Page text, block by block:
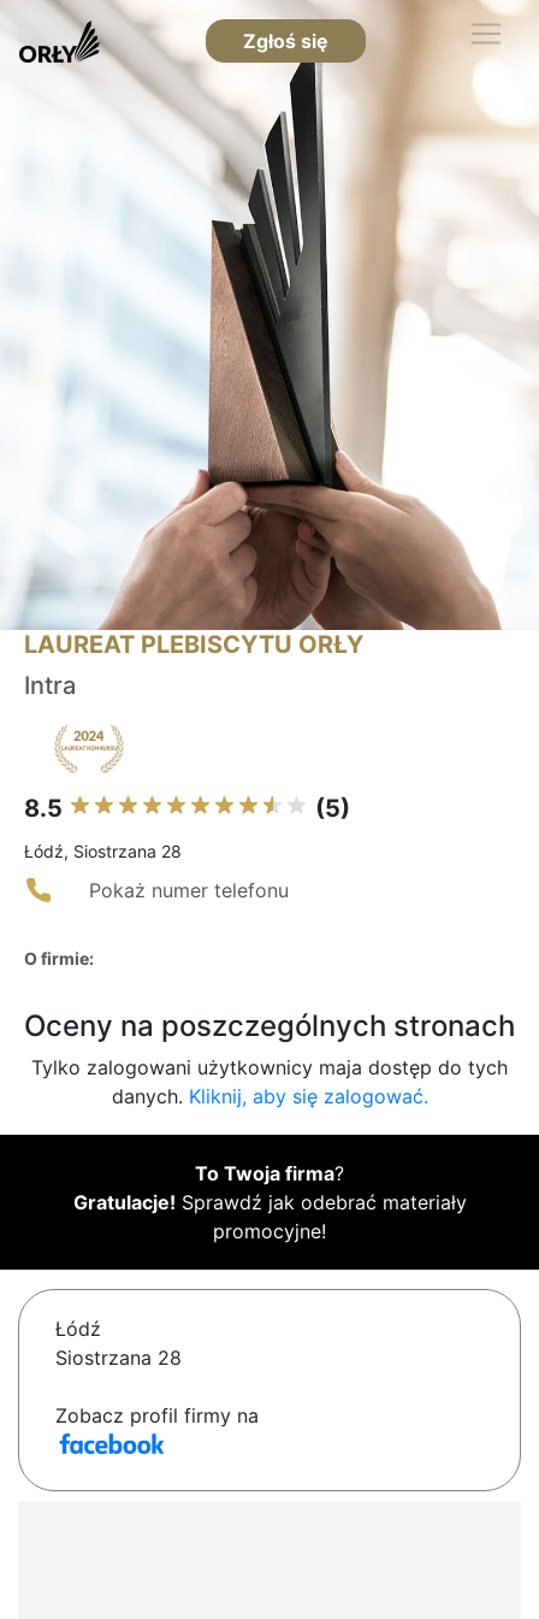
Zgłoś się
LAUREAT PLEBISCYTU ORŁY
Intra
8.5 (5)
Łódź, Siostrzana 28
Pokaż numer telefonu
O firmie:
Oceny na poszczególnych stronach
Tylko zalogowani użytkownicy maja dostęp do tych
danych. Kliknij, aby się zalogować.
To Twoja firma?
Gratulacje! Sprawdź jak odebrać materiały
promocyjne!
Łódź
Siostrzana 28
Zobacz profil firmy na